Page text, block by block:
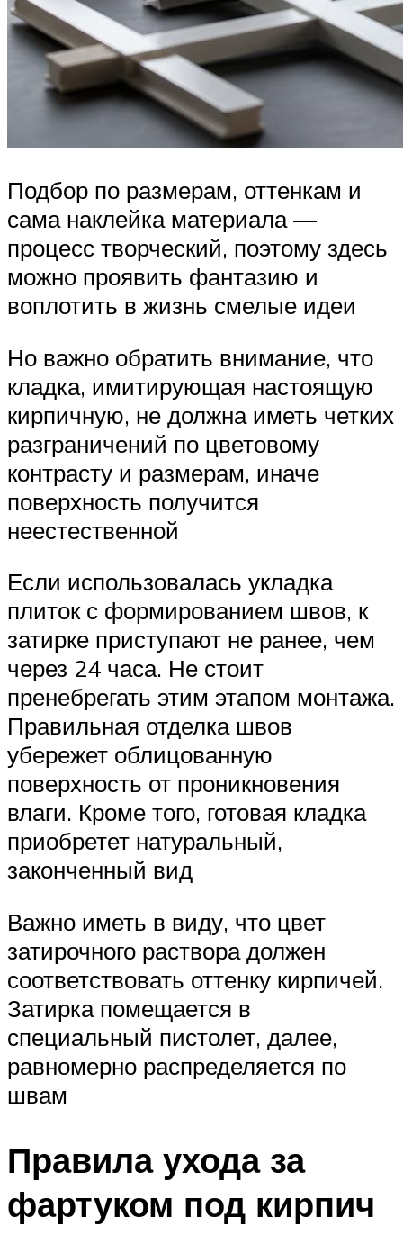
Подбор по размерам, оттенкам и
сама наклейка материала —
процесс творческий, поэтому здесь
можно проявить фантазию и
воплотить в жизнь смелые идеи
Но важно обратить внимание, что
кладка, имитирующая настоящую
кирпичную, не должна иметь четких
разграничений по цветовому
контрасту и размерам, иначе
поверхность получится
неестественной
Если использовалась укладка
плиток с формированием швов, к
затирке приступают не ранее, чем
через 24 часа. Не стоит
пренебрегать этим этапом монтажа.
Правильная отделка швов
убережет облицованную
поверхность от проникновения
влаги. Кроме того, готовая кладка
приобретет натуральный,
законченный вид
Важно иметь в виду, что цвет
затирочного раствора должен
соответствовать оттенку кирпичей.
Затирка помещается в
специальный пистолет, далее,
равномерно распределяется по
швам
Правила ухода за
фартуком под кирпич